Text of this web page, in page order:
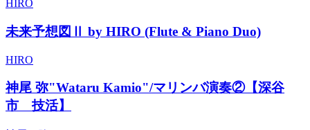
HIRO
未来予想図Ⅱ by HIRO (Flute & Piano Duo)
HIRO
神尾 弥"Wataru Kamio"/マリンバ演奏②【深谷
市 技活】